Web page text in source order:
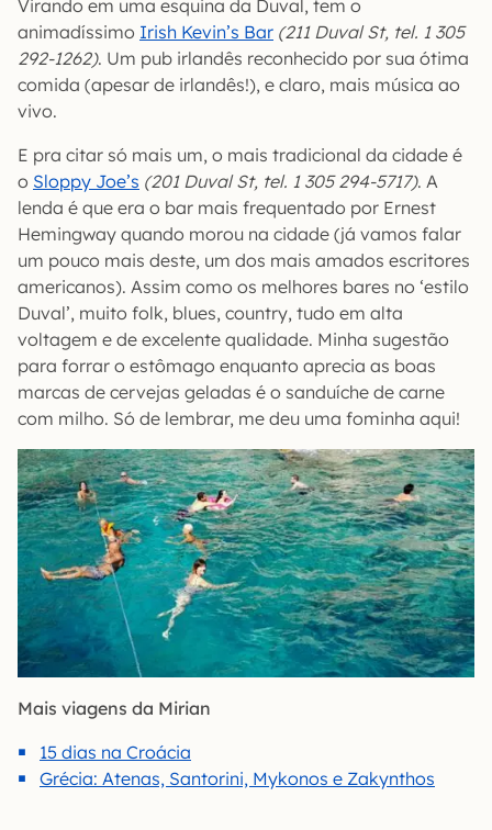
Virando em uma esquina da Duval, tem o
animadíssimo Irish Kevin’s Bar (211 Duval St, tel. 1 305
292-1262). Um pub irlandês reconhecido por sua ótima
comida (apesar de irlandês!), e claro, mais música ao
vivo.
E pra citar só mais um, o mais tradicional da cidade é
o Sloppy Joe’s (201 Duval St, tel. 1 305 294-5717). A
lenda é que era o bar mais frequentado por Ernest
Hemingway quando morou na cidade (já vamos falar
um pouco mais deste, um dos mais amados escritores
americanos). Assim como os melhores bares no ‘estilo
Duval’, muito folk, blues, country, tudo em alta
voltagem e de excelente qualidade. Minha sugestão
para forrar o estômago enquanto aprecia as boas
marcas de cervejas geladas é o sanduíche de carne
com milho. Só de lembrar, me deu uma fominha aqui!
Mais viagens da Mirian
15 dias na Croácia
Grécia: Atenas, Santorini, Mykonos e Zakynthos